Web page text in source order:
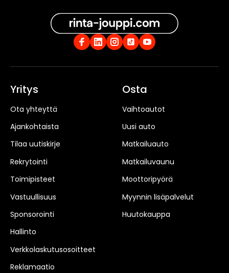
Yritys
Ota yhteyttä
Ajankohtaista
Tilaa uutiskirje
Rekrytointi
Toimipisteet
Vastuullisuus
Sponsorointi
Hallinto
Verkkolaskutusosoitteet
Reklamaatio
Osta
Vaihtoautot
Uusi auto
Matkailuauto
Matkailuvaunu
Moottoripyörä
Myynnin lisäpalvelut
Huutokauppa